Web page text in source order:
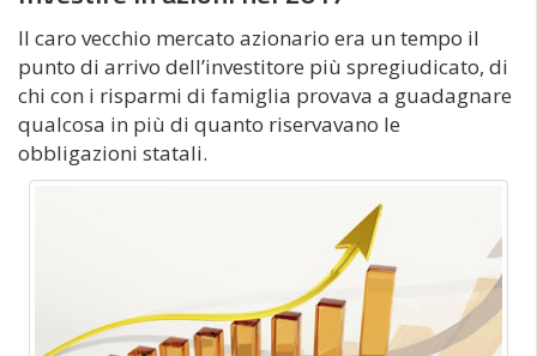
Il caro vecchio mercato azionario era un tempo il
punto di arrivo dell’investitore più spregiudicato, di
chi con i risparmi di famiglia provava a guadagnare
qualcosa in più di quanto riservavano le
obbligazioni statali.